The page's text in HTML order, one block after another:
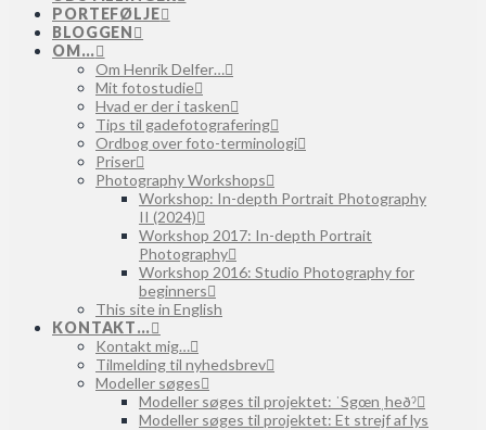
PORTEFØLJE
BLOGGEN
OM…
Om Henrik Delfer…
Mit fotostudie
Hvad er der i tasken
Tips til gadefotografering
Ordbog over foto-terminologi
Priser
Photography Workshops
Workshop: In-depth Portrait Photography
II (2024)
Workshop 2017: In-depth Portrait
Photography
Workshop 2016: Studio Photography for
beginners
This site in English
KONTAKT…
Kontakt mig…
Tilmelding til nyhedsbrev
Modeller søges
Modeller søges til projektet: ˈSgœnˌheðˀ
Modeller søges til projektet: Et strejf af lys